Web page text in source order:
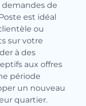
de
est idéal
ou
sur votre
à des
aux offres
période
un nouveau
quartier.